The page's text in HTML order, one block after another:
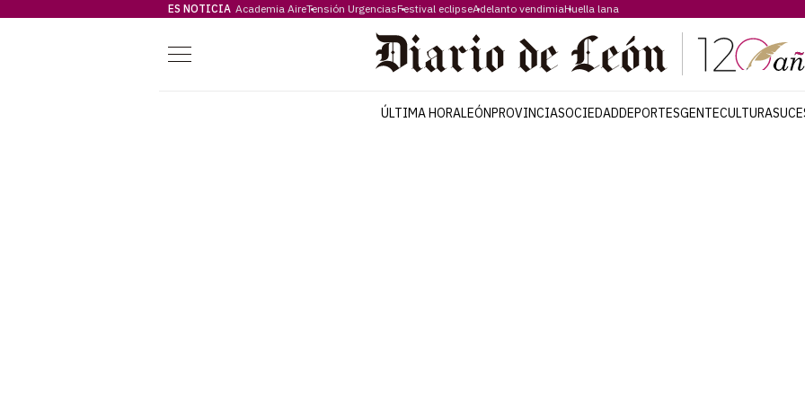
ES NOTICIA Academia AireTensión UrgenciasFestival eclipseAdelanto vendimiaHuella lana
Menú
ÚLTIMA HORALEÓNPROVINCIASOCIEDADDEPORTESGENTECULTURA